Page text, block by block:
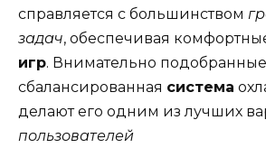
справляется с большинством
задач, обеспечивая
игр. Внимательно
сбалансированная система
делают его одним из лучших
пользователей